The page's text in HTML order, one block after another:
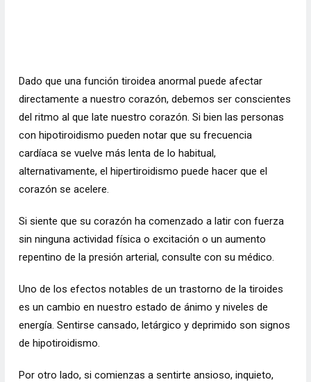
Dado que una función tiroidea anormal puede afectar
directamente a nuestro corazón, debemos ser conscientes
del ritmo al que late nuestro corazón. Si bien las personas
con hipotiroidismo pueden notar que su frecuencia
cardíaca se vuelve más lenta de lo habitual,
alternativamente, el hipertiroidismo puede hacer que el
corazón se acelere.
Si siente que su corazón ha comenzado a latir con fuerza
sin ninguna actividad física o excitación o un aumento
repentino de la presión arterial, consulte con su médico.
Uno de los efectos notables de un trastorno de la tiroides
es un cambio en nuestro estado de ánimo y niveles de
energía. Sentirse cansado, letárgico y deprimido son signos
de hipotiroidismo.
Por otro lado, si comienzas a sentirte ansioso, inquieto,